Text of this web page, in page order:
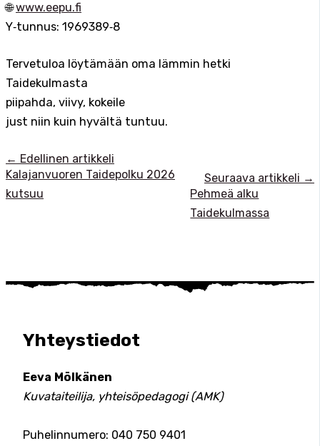
🌐www.eepu.fi
Y‑tunnus: 1969389‑8
Tervetuloa löytämään oma lämmin hetki
Taidekulmasta
piipahda, viivy, kokeile
just niin kuin hyvältä tuntuu.
← Edellinen artikkeli
Kalajanvuoren Taidepolku 2026
kutsuu
Seuraava artikkeli →
Pehmeä alku
Taidekulmassa
Yhteystiedot
Eeva Mölkänen
Kuvataiteilija, yhteisöpedagogi (AMK)
Puhelinnumero: 040 750 9401